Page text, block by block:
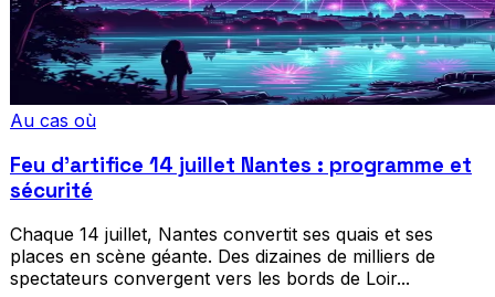
Au cas où
Feu d'artifice 14 juillet Nantes : programme et
sécurité
Chaque 14 juillet, Nantes convertit ses quais et ses
places en scène géante. Des dizaines de milliers de
spectateurs convergent vers les bords de Loir...